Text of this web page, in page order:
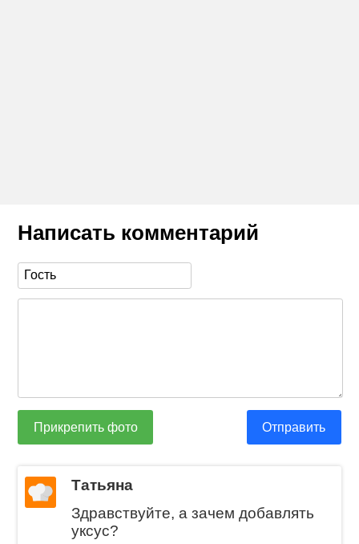
Написать комментарий
Прикрепить фото Отправить
Татьяна
Здравствуйте, а зачем добавлять
уксус?